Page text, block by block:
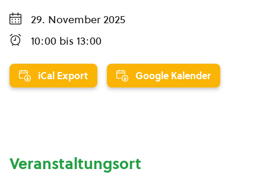
29. November 2025
10:00 bis 13:00
iCal Export Google Kalender
Veranstaltungsort